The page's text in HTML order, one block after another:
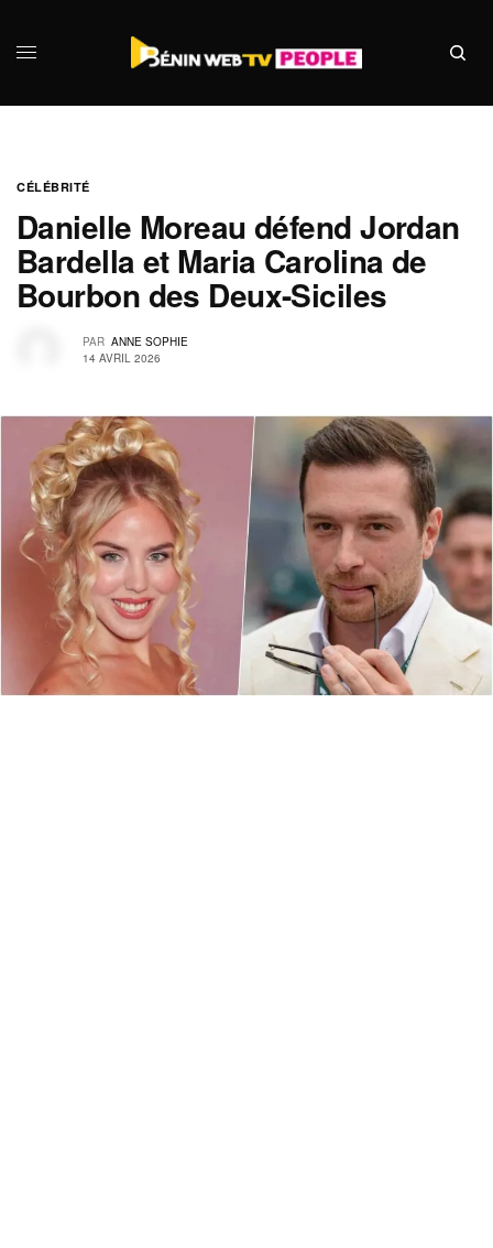
CÉLÉBRITÉ
Danielle Moreau défend Jordan
Bardella et Maria Carolina de
Bourbon des Deux-Siciles
PAR ANNE SOPHIE
14 AVRIL 2026